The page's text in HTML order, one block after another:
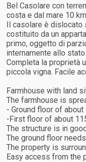
Bel Casolare con
costa e dal mare 10
Il casolare è dislocato
costituito da un
primo, oggetto di
internamente allo
Completa la proprietà
piccola vigna. Facile
Farmhouse with land
The farmhouse is
- Ground floor of
-First floor of about
The structure is in
The ground floor
The property is
Easy access from the